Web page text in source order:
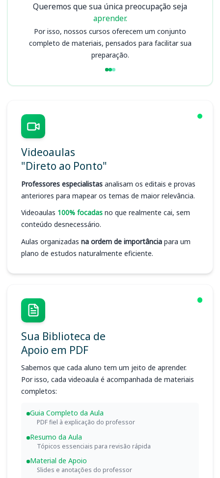
Queremos que sua única preocupação seja
aprender.
Por isso, nossos cursos oferecem um conjunto
completo de materiais, pensados para facilitar sua
preparação.
Videoaulas
"Direto ao Ponto"
Professores especialistas analisam os editais e provas
anteriores para mapear os temas de maior relevância.
Videoaulas 100% focadas no que realmente cai, sem
conteúdo desnecessário.
Aulas organizadas na ordem de importância para um
plano de estudos naturalmente eficiente.
Sua Biblioteca de
Apoio em PDF
Sabemos que cada aluno tem um jeito de aprender.
Por isso, cada videoaula é acompanhada de materiais
completos:
Guia Completo da Aula
PDF fiel à explicação do professor
Resumo da Aula
Tópicos essenciais para revisão rápida
Material de Apoio
Slides e anotações do professor